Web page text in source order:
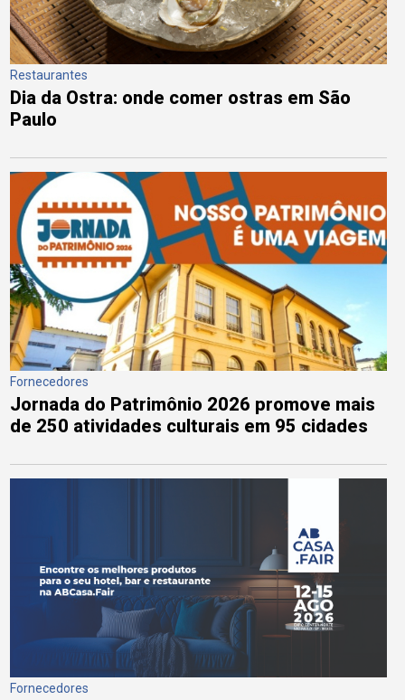
Restaurantes
Dia da Ostra: onde comer ostras em São
Paulo
Fornecedores
Jornada do Patrimônio 2026 promove mais
de 250 atividades culturais em 95 cidades
Fornecedores